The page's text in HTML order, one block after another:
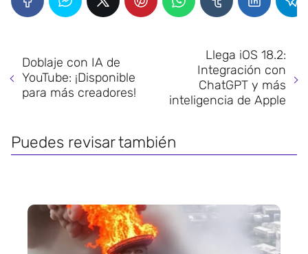
Doblaje con IA de
YouTube: ¡Disponible
para más creadores!
Llega iOS 18.2:
Integración con
ChatGPT y más
inteligencia de Apple
Puedes revisar también